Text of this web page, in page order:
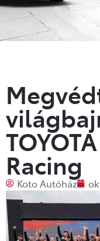
Racing
Koto Autóház